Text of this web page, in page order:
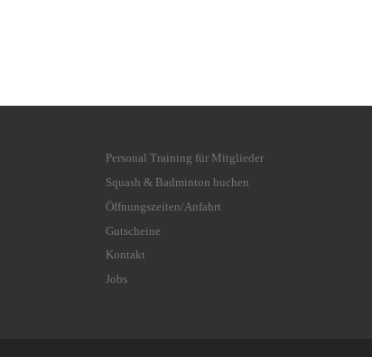
Personal Training für Mitglieder
Squash & Badminton buchen
Öffnungszeiten/Anfahrt
Gutscheine
Kontakt
Jobs